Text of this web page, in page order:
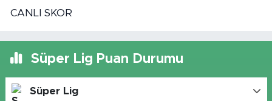
CANLI SKOR
Süper Lig Puan Durumu
Süper Lig